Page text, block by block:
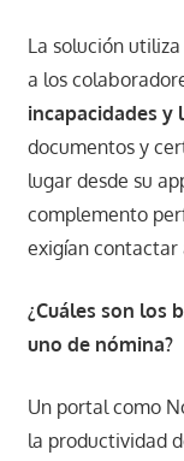
La solución
a los
incapacidades y
documentos y
lugar desde su
complemento
exigían contactar
¿Cuáles son los
uno de nómina?
Un portal como
la productividad